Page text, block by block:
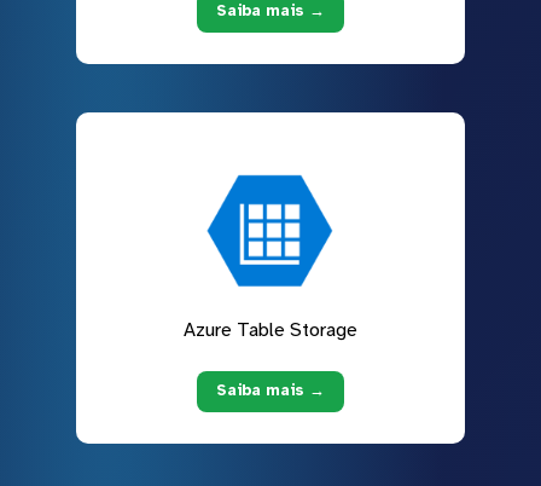
Saiba mais →
Azure Table Storage
Saiba mais →